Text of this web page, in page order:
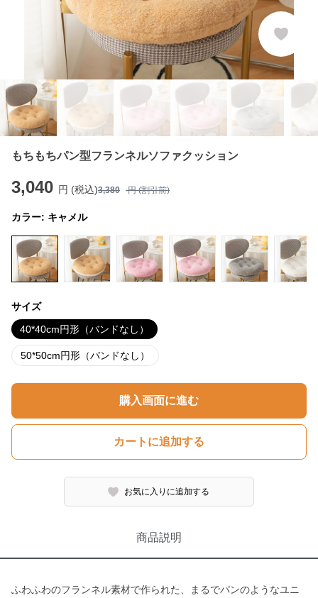
もちもちパン型フランネルソファクッション
3,040 円 (税込)3,380 円 (割引前)
カラー: キャメル
サイズ
40*40cm円形（バンドなし）
50*50cm円形（バンドなし）
購入画面に進む
カートに追加する
お気に入りに追加する
商品説明
ふわふわのフランネル素材で作られた、まるでパンのようなユニ